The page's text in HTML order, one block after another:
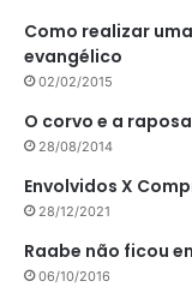
Como realizar
evangélico
02/02/2015
O corvo e a raposa
28/08/2014
Envolvidos X
28/12/2021
Raabe não ficou
06/10/2016